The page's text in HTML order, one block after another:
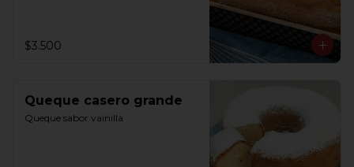
$3.500
Queque casero grande
Queque sabor vainilla